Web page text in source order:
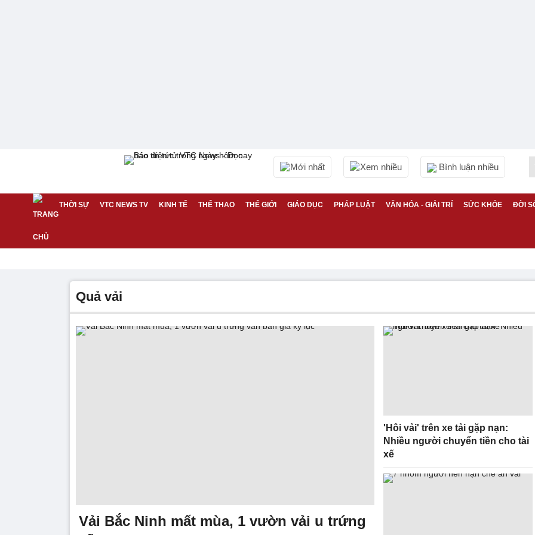
Mới nhất Xem nhiều Bình luận nhiều
THỜI SỰ VTC NEWS TV KINH TẾ THỂ THAO THẾ GIỚI GIÁO DỤC PHÁP LUẬT VĂN HÓA - GIẢI TRÍ SỨC KHỎE ĐỜI
Quả vải
Vải Bắc Ninh mất mùa, 1 vườn vải u trứng
'Hôi vải' trên xe tải gặp nạn:
Nhiều người chuyển tiền cho tài
xế